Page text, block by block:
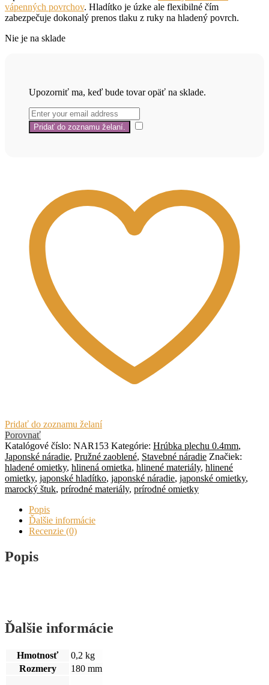
vápenných povrchov. Hladítko je úzke ale flexibilné čím
zabezpečuje dokonalý prenos tlaku z ruky na hladený povrch.
Nie je na sklade
Upozorniť ma, keď bude tovar opäť na sklade.
Pridať do zoznamu želaní
Porovnať
Katalógové číslo: NAR153 Kategórie: Hrúbka plechu 0.4mm,
Japonské náradie, Pružné zaoblené, Stavebné náradie Značiek:
hladené omietky, hlinená omietka, hlinené materiály, hlinené
omietky, japonské hladítko, japonské náradie, japonské omietky,
marocký štuk, prírodné materiály, prírodné omietky
Popis
Ďalšie informácie
Recenzie (0)
Popis
Ďalšie informácie
Hmotnosť
0,2 kg
Rozmery
180 mm